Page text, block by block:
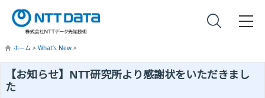
ホーム > What’s New >
【お知らせ】NTT研究所より感謝状をいただきまし
た